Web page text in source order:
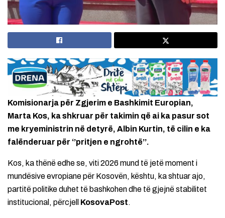
Komisionarja për Zgjerim e Bashkimit Europian,
Marta Kos, ka shkruar për takimin që ai ka pasur sot
me kryeministrin në detyrë, Albin Kurtin, të cilin e ka
falënderuar për ‘’pritjen e ngrohtë’’.
Kos, ka thënë edhe se, viti 2026 mund të jetë moment i
mundësive evropiane për Kosovën, kështu, ka shtuar ajo,
partitë politike duhet të bashkohen dhe të gjejnë stabilitet
institucional, përcjell KosovaPost.